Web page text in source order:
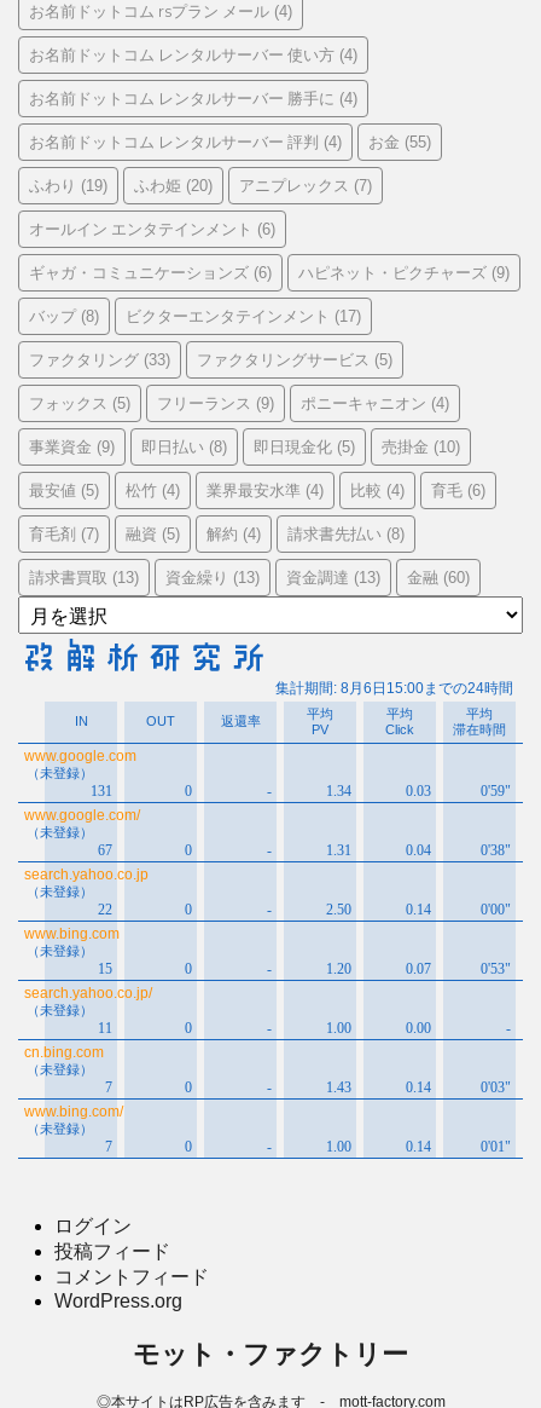
お名前ドットコム rsプラン メール (4)
お名前ドットコム レンタルサーバー 使い方 (4)
お名前ドットコム レンタルサーバー 勝手に (4)
お名前ドットコム レンタルサーバー 評判 (4) お金 (55)
ふわり (19) ふわ姫 (20) アニプレックス (7)
オールイン エンタテインメント (6)
ギャガ・コミュニケーションズ (6) ハピネット・ピクチャーズ (9)
バップ(8) ビクターエンタテインメント (17)
ファクタリング (33) ファクタリングサービス (5)
フォックス (5) フリーランス (9) ポニーキャニオン (4)
事業資金 (9) 即日払い (8) 即日現金化 (5) 売掛金 (10)
最安値 (5) 松竹 (4) 業界最安水準 (4) 比較 (4) 育毛 (6)
育毛剤 (7) 融資 (5) 解約 (4) 請求書先払い (8)
請求書買取 (13) 資金繰り (13) 資金調達 (13) 金融 (60)
ア
ー
カ
ログイン
投稿フィード
コメントフィード
WordPress.org
モット・ファクトリー
◎本サイトはRP広告を含みます - mott-factory.com